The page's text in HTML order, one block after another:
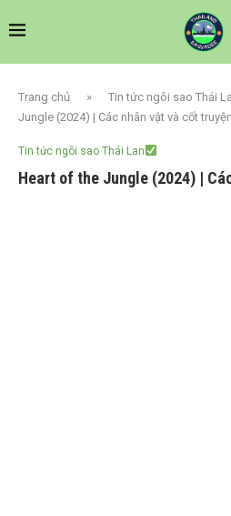
Trang chủ » Tin tức ngôi sao Thái
Jungle (2024) | Các nhân vật và cốt truyện
Tin tức ngôi sao Thái Lan
Heart of the Jungle (2024) |